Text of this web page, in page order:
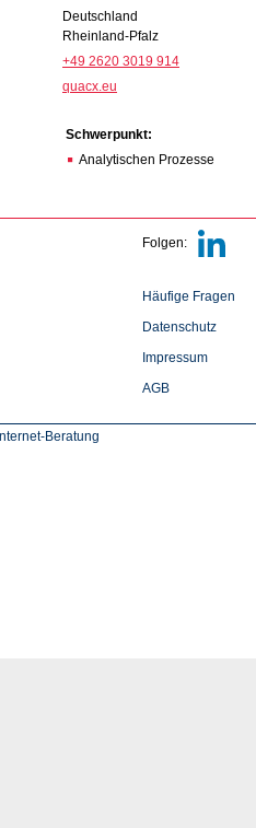
Deutschland
Rheinland-Pfalz
+49 2620 3019 914
quacx.eu
Schwerpunkt:
Analytischen Prozesse
Folgen:
Häufige Fragen
Datenschutz
Impressum
AGB
Beratung